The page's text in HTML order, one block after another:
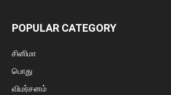
POPULAR CATEGORY
சினிமா
பொது
விமர்சனம்